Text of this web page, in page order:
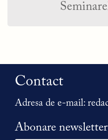
Contact
Adresa de e-mail:
Abonare newsletter